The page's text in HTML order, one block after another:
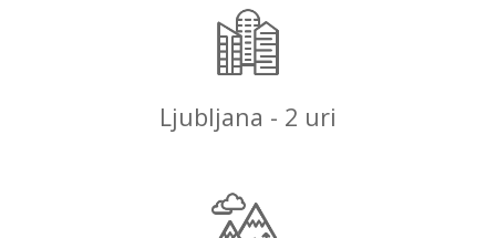
Ljubljana - 2 uri